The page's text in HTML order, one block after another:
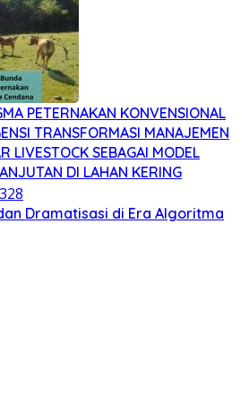
PETERNAKAN KONVENSIONAL
TRANSFORMASI MANAJEMEN
LIVESTOCK SEBAGAI MODEL
DI LAHAN KERING
Dramatisasi di Era Algoritma